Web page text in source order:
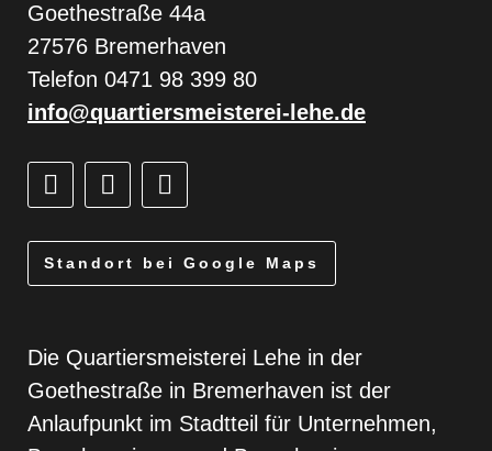
Goethestraße 44a
27576 Bremerhaven
Telefon 0471 98 399 80
info@quartiersmeisterei-lehe.de
Standort bei Google Maps
Die Quartiersmeisterei Lehe in der
Goethestraße in Bremerhaven ist der
Anlaufpunkt im Stadtteil für Unternehmen,